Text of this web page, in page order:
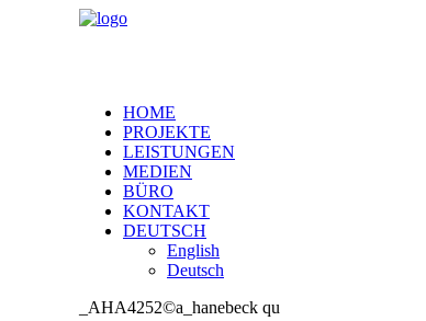
HOME
PROJEKTE
LEISTUNGEN
MEDIEN
BÜRO
KONTAKT
DEUTSCH
English
Deutsch
_AHA4252©a_hanebeck qu